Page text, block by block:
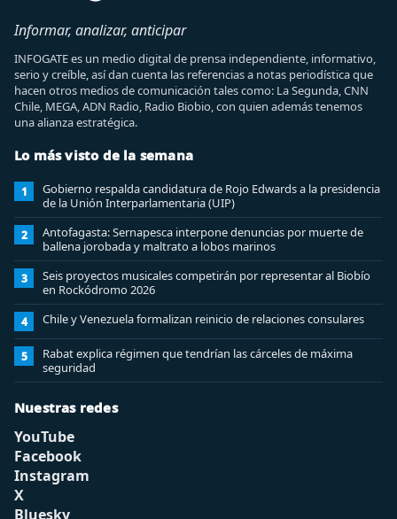
Informar, analizar, anticipar
INFOGATE es un medio digital de prensa independiente, informativo,
serio y creíble, así dan cuenta las referencias a notas periodística que
hacen otros medios de comunicación tales como: La Segunda, CNN
Chile, MEGA, ADN Radio, Radio Biobio, con quien además tenemos
una alianza estratégica.
Lo más visto de la semana
1
Gobierno respalda candidatura de Rojo Edwards a la presidencia
de la Unión Interparlamentaria (UIP)
2
Antofagasta: Sernapesca interpone denuncias por muerte de
ballena jorobada y maltrato a lobos marinos
3
Seis proyectos musicales competirán por representar al Biobío
en Rockódromo 2026
4 Chile y Venezuela formalizan reinicio de relaciones consulares
5
Rabat explica régimen que tendrían las cárceles de máxima
seguridad
Nuestras redes
YouTube
Facebook
Instagram
X
Bluesky